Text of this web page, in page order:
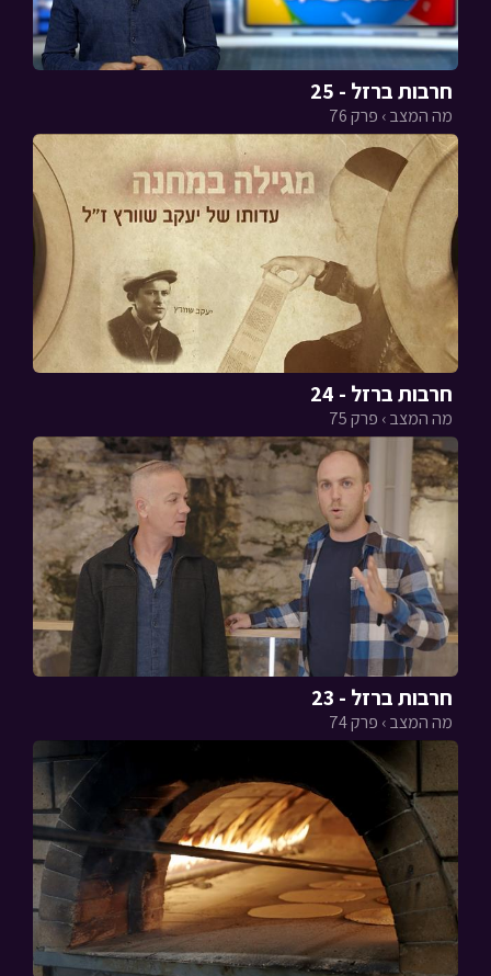
חרבות ברזל - 25
מה המצב › פרק 76
חרבות ברזל - 24
מה המצב › פרק 75
חרבות ברזל - 23
מה המצב › פרק 74